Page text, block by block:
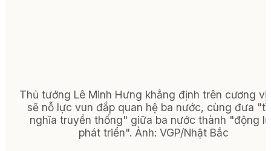
Thủ tướng Lê Minh Hưng khẳng định trên cương vị
sẽ nỗ lực vun đắp quan hệ ba nước, cùng đưa
nghĩa truyền thống" giữa ba nước thành "động
phát triển". Ảnh: VGP/Nhật Bắc